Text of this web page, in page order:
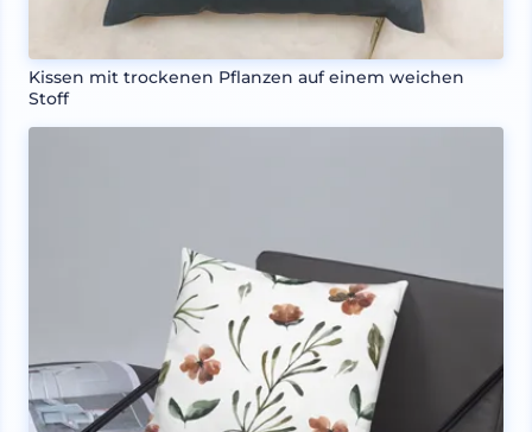
Kissen mit trockenen Pflanzen auf einem weichen
Stoff